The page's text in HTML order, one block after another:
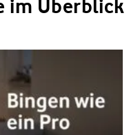
im Überblick